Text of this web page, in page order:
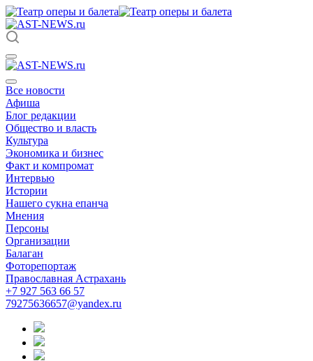
Все новости
Афиша
Блог редакции
Общество и власть
Культура
Экономика и бизнес
Факт и компромат
Интервью
Истории
Нашего сукна епанча
Мнения
Персоны
Организации
Балаган
Фоторепортаж
Православная Астрахань
+7 927 563 66 57
79275636657@yandex.ru